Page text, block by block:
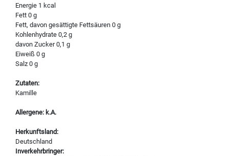
Energie 1 kcal
Fett 0 g
Fett, davon gesättigte Fettsäuren 0 g
Kohlenhydrate 0,2 g
davon Zucker 0,1 g
Eiweiß 0 g
Salz 0 g
Zutaten:
Kamille
Allergene: k.A.
Herkunftsland:
Deutschland
Inverkehrbringer: